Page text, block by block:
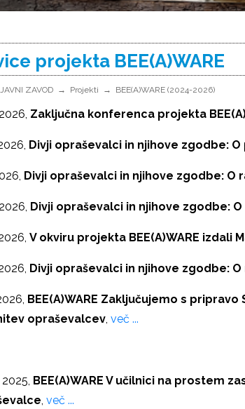
projekta BEE(A)WARE
JAVNI ZAVOD Projekti BEE(A)WARE (2024-2026)
Zaključna konferenca projekta
Divji opraševalci in njihove zgodbe:
Divji opraševalci in njihove zgodbe: O
Divji opraševalci in njihove zgodbe:
V okviru projekta BEE(A)WARE
Divji opraševalci in njihove zgodbe: O
BEE(A)WARE Zaključujemo s
opraševalcev, več ...
2025, BEE(A)WARE V učilnici na prostem
, več ...